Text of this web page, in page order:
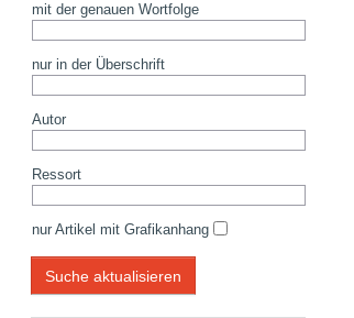
mit der genauen Wortfolge
nur in der Überschrift
Autor
Ressort
nur Artikel mit Grafikanhang